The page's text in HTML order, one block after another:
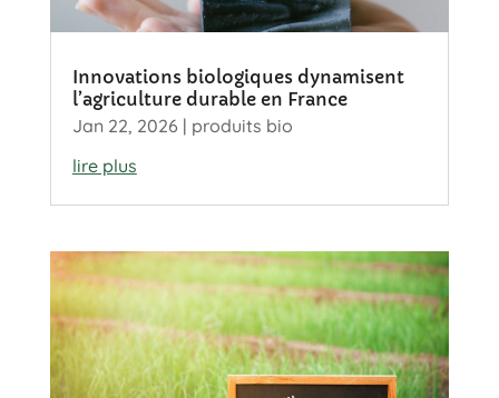
Innovations biologiques dynamisent
l’agriculture durable en France
Jan 22, 2026 | produits bio
lire plus